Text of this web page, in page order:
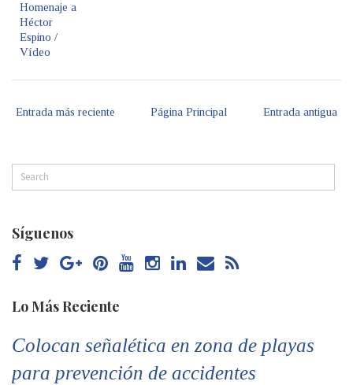
Homenaje a
Héctor
Espino /
Vídeo
Entrada más reciente Entrada antigua
Página Principal
Síguenos
Lo Más Reciente
Colocan señalética en zona de playas
para prevención de accidentes